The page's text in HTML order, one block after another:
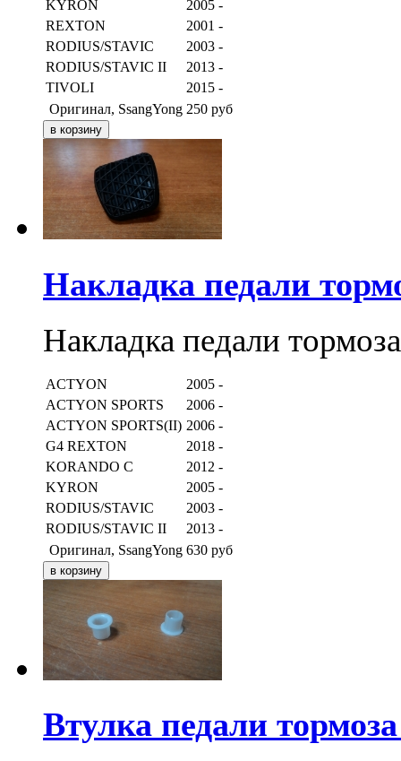
KYRON
2005 -
REXTON
2001 -
RODIUS/STAVIC
2003 -
RODIUS/STAVIC II
2013 -
TIVOLI
2015 -
Оригинал, SsangYong 250 руб
Накладка педали
Накладка педали
ACTYON
2005 -
ACTYON SPORTS
2006 -
ACTYON SPORTS(II) 2006 -
G4 REXTON
2018 -
KORANDO C
2012 -
KYRON
2005 -
RODIUS/STAVIC
2003 -
RODIUS/STAVIC II
2013 -
Оригинал, SsangYong 630 руб
Втулка педали